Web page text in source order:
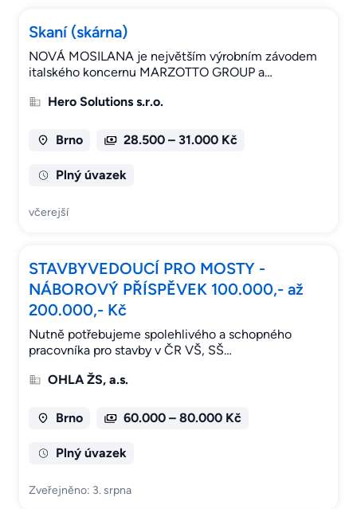
Skaní (skárna)
NOVÁ MOSILANA je největším výrobním závodem
italského koncernu MARZOTTO GROUP a…
Hero Solutions s.r.o.
Brno 28.500 – 31.000 Kč
Plný úvazek
včerejší
STAVBYVEDOUCÍ PRO MOSTY -
NÁBOROVÝ PŘÍSPĚVEK 100.000,- až
200.000,- Kč
Nutně potřebujeme spolehlivého a schopného
pracovníka pro stavby v ČR VŠ, SŠ…
OHLA ŽS, a.s.
Brno 60.000 – 80.000 Kč
Plný úvazek
Zveřejněno: 3. srpna